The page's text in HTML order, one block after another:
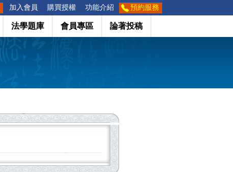
加入會員 購買授權 功能介紹 預約服務
法學題庫 會員專區 論著投稿